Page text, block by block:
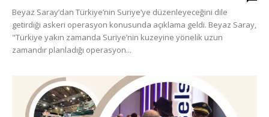
Beyaz Saray’dan Türkiye’nin Suriye’ye düzenleyeceğini dile
getirdiği askeri operasyon konusunda açıklama geldi. Beyaz Saray,
"Türkiye yakın zamanda Suriye’nin kuzeyine yönelik uzun
zamandır planladığı operasyon...